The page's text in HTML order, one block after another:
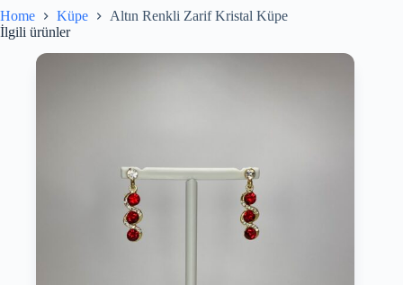
Home Küpe
Altın Renkli Zarif Kristal Küpe
İlgili ürünler